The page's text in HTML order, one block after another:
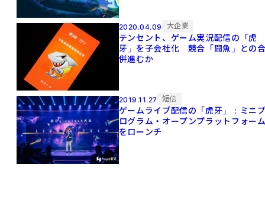
2020.04.09 大企業
テンセント、ゲーム実況配信の「虎
牙」を子会社化 競合「闘魚」との
併進むか
2019.11.27 短信
ゲームライブ配信の「虎牙」：ミニ
ログラム・オープンプラットフォー
をローンチ